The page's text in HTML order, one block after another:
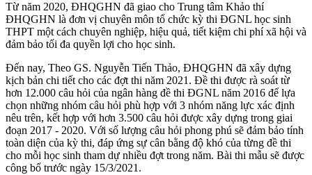
Từ năm 2020, ĐHQGHN đã giao cho Trung tâm Khảo thí
ĐHQGHN là đơn vị chuyên môn tổ chức kỳ thi ĐGNL học sinh
THPT một cách chuyên nghiệp, hiệu quả, tiết kiệm chi phí xã hội và
đảm bảo tối đa quyền lợi cho học sinh.
Đến nay, Theo GS. Nguyễn Tiến Thảo, ĐHQGHN đã xây dựng
kịch bản chi tiết cho các đợt thi năm 2021. Đề thi được rà soát từ
hơn 12.000 câu hỏi của ngân hàng đề thi ĐGNL năm 2016 để lựa
chọn những nhóm câu hỏi phù hợp với 3 nhóm năng lực xác định
nêu trên, kết hợp với hơn 3.500 câu hỏi được xây dựng trong giai
đoạn 2017 - 2020. Với số lượng câu hỏi phong phú sẽ đảm bảo tính
toàn diện của kỳ thi, đáp ứng sự cân bằng độ khó của từng đề thi
cho mỗi học sinh tham dự nhiều đợt trong năm. Bài thi mẫu sẽ được
công bố trước ngày 15/3/2021.